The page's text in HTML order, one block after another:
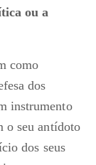
ou a
como
dos
instrumento
o seu antídoto
dos seus